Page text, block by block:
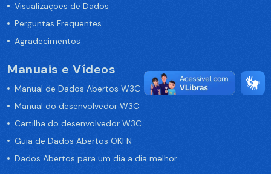
Visualizações de Dados
Perguntas Frequentes
Agradecimentos
Manuais e Vídeos
Manual de Dados Abertos W3C
Manual do desenvolvedor W3C
Cartilha do desenvolvedor W3C
Guia de Dados Abertos OKFN
Dados Abertos para um dia a dia melhor